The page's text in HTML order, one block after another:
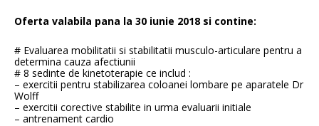
Oferta valabila pana la 30 iunie 2018 si contine:
# Evaluarea mobilitatii si stabilitatii musculo-articulare pentru a
determina cauza afectiunii
# 8 sedinte de kinetoterapie ce includ :
– exercitii pentru stabilizarea coloanei lombare pe aparatele Dr
Wolff
– exercitii corective stabilite in urma evaluarii initiale
– antrenament cardio